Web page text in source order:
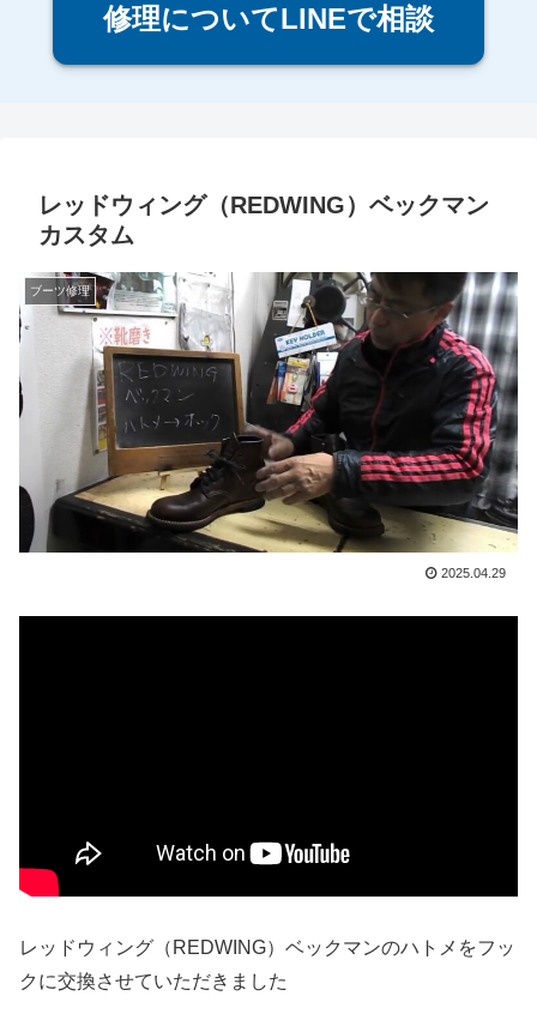
修理についてLINEで相談
レッドウィング（REDWING）ベックマン
カスタム
ブーツ修理
2025.04.29
レッドウィング（REDWING）ベックマンのハトメをフッ
クに交換させていただきました